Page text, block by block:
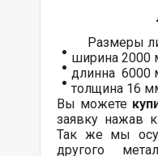
Размеры
ширина 2000
длинна 6000
толщина 16
Вы можете
заявку нажав
Так же мы
другого